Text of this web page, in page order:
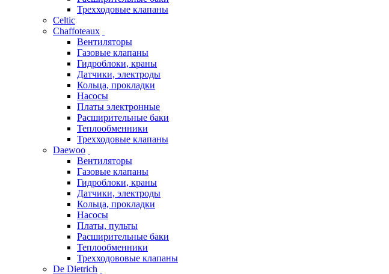
Трехходовые клапаны
Celtic
Chaffoteaux
Вентиляторы
Газовые клапаны
Гидроблоки, краны
Датчики, электроды
Кольца, прокладки
Насосы
Платы электронные
Расширительные баки
Теплообменники
Трехходовые клапаны
Daewoo
Вентиляторы
Газовые клапаны
Гидроблоки, краны
Датчики, электроды
Кольца, прокладки
Насосы
Платы, пульты
Расширительные баки
Теплообменники
Трехходововые клапаны
De Dietrich